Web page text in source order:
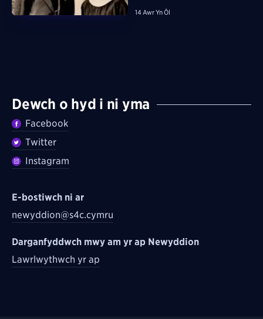
14 Awr Yn Ôl
Dewch o hyd i ni yma
Facebook
Twitter
Instagram
E-bostiwch ni ar
newyddion@s4c.cymru
Darganfyddwch mwy am yr ap Newyddion
Lawrlwythwch yr ap